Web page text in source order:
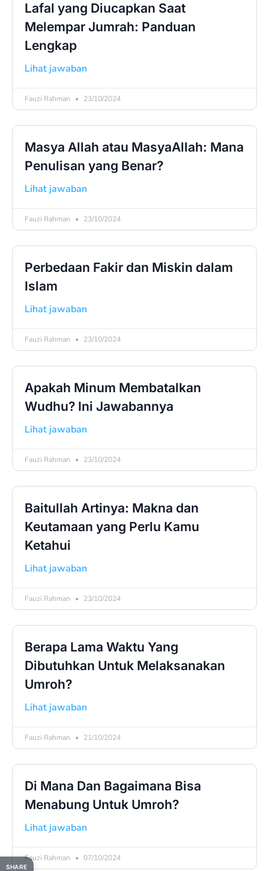
Lafal yang Diucapkan Saat
Melempar Jumrah: Panduan
Lengkap
Lihat jawaban
Fauzi Rahman 23/10/2024
Masya Allah atau MasyaAllah: Mana
Penulisan yang Benar?
Lihat jawaban
Fauzi Rahman 23/10/2024
Perbedaan Fakir dan Miskin dalam
Islam
Lihat jawaban
Fauzi Rahman 23/10/2024
Apakah Minum Membatalkan
Wudhu? Ini Jawabannya
Lihat jawaban
Fauzi Rahman 23/10/2024
Baitullah Artinya: Makna dan
Keutamaan yang Perlu Kamu
Ketahui
Lihat jawaban
Fauzi Rahman 23/10/2024
Berapa Lama Waktu Yang
Dibutuhkan Untuk Melaksanakan
Umroh?
Lihat jawaban
Fauzi Rahman 21/10/2024
Di Mana Dan Bagaimana Bisa
Menabung Untuk Umroh?
Lihat jawaban
Fauzi Rahman 07/10/2024
SHARE